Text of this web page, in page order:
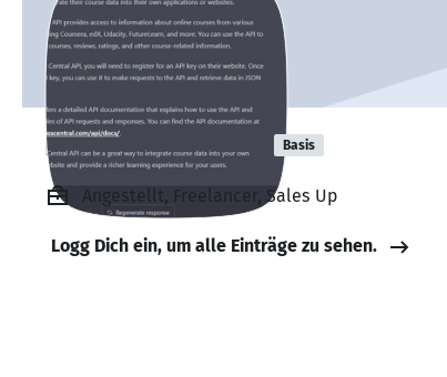
Harshit Gautam Basis
Angestellt, Freelancer, Sales Up
Logg Dich ein, um alle Einträge zu sehen.